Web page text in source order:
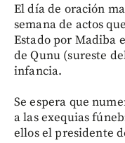
El día de oración
semana de actos
Estado por Madiba
de Qunu (sureste
infancia.
Se espera que
a las exequias
ellos el presidente